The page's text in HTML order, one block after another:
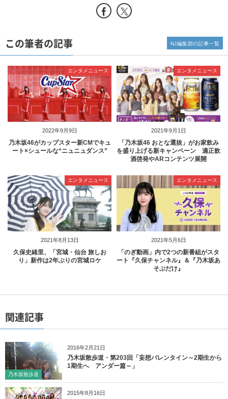
この筆者の記事
2022年9月9日
エンタメニュース
乃木坂46がカップスター新CMでキュ
ート×シュールな“ニュニュダンス”
2021年9月1日
エンタメニュース
「乃木坂46 おとな選抜」がお家飲み
を盛り上げる新キャンペーン 適正飲
酒啓発やARコンテンツ展開
2021年8月13日
エンタメニュース
久保史緒里、「宮城・仙台 旅しお
り」新作は2年ぶりの宮城ロケ
2021年5月6日
エンタメニュース
「のぎ動画」内で2つの新番組がスタ
ート『久保チャンネル』＆『乃木坂あ
そぶだけ』
NJ編集部の記事一覧
関連記事
2016年2月21日
乃木坂散歩道
乃木坂散歩道・第203回「妄想バレンタイン～2期生から
1期生へ アンダー篇～」
2015年8月16日